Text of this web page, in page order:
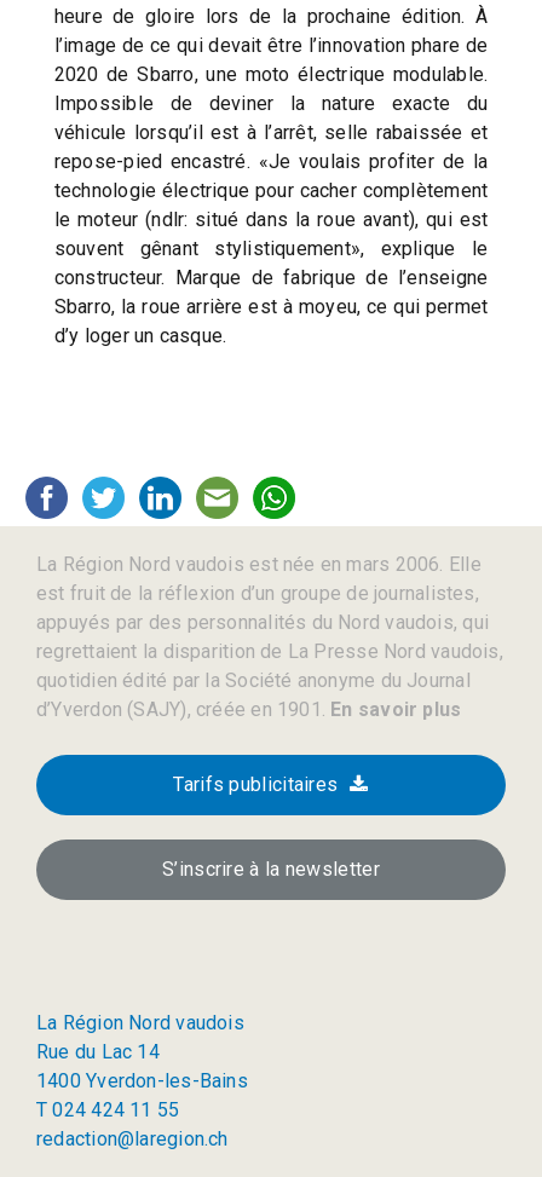
heure de gloire lors de la prochaine édition. À
l’image de ce qui devait être l’innovation phare de
2020 de Sbarro, une moto électrique modulable.
Impossible de deviner la nature exacte du
véhicule lorsqu’il est à l’arrêt, selle rabaissée et
repose-pied encastré. «Je voulais profiter de la
technologie électrique pour cacher complètement
le moteur (ndlr: situé dans la roue avant), qui est
souvent gênant stylistiquement», explique le
constructeur. Marque de fabrique de l’enseigne
Sbarro, la roue arrière est à moyeu, ce qui permet
d’y loger un casque.
La Région Nord vaudois est née en mars 2006. Elle
est fruit de la réflexion d’un groupe de journalistes,
appuyés par des personnalités du Nord vaudois, qui
regrettaient la disparition de La Presse Nord vaudois,
quotidien édité par la Société anonyme du Journal
d’Yverdon (SAJY), créée en 1901. En savoir plus
Tarifs publicitaires
S’inscrire à la newsletter
La Région Nord vaudois
Rue du Lac 14
1400 Yverdon-les-Bains
T 024 424 11 55
redaction@laregion.ch